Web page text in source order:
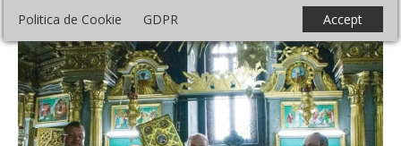
Politica de Cookie GDPR Accept